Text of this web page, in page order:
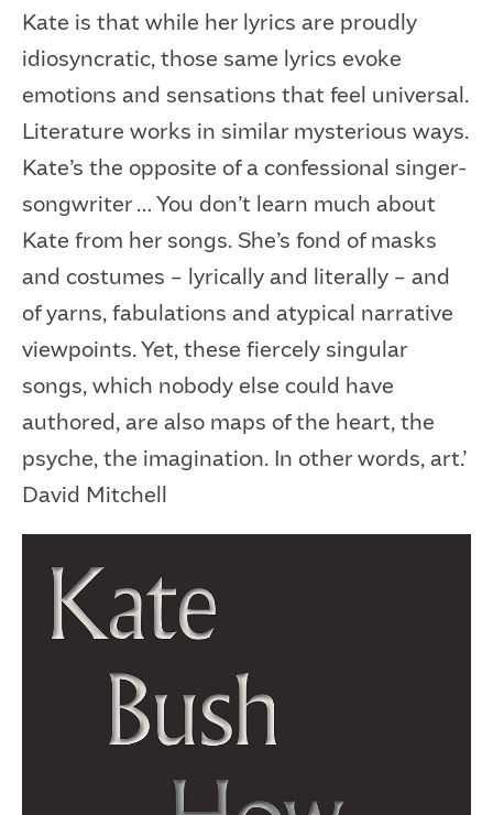
Kate is that while her lyrics are proudly
idiosyncratic, those same lyrics evoke
emotions and sensations that feel universal.
Literature works in similar mysterious ways.
Kate’s the opposite of a confessional singer-
songwriter … You don’t learn much about
Kate from her songs. She’s fond of masks
and costumes – lyrically and literally – and
of yarns, fabulations and atypical narrative
viewpoints. Yet, these fiercely singular
songs, which nobody else could have
authored, are also maps of the heart, the
psyche, the imagination. In other words, art.’
David Mitchell